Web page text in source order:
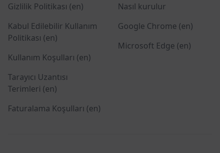
Gizlilik Politikası (en)
Kabul Edilebilir Kullanım
Politikası (en)
Kullanım Koşulları (en)
Tarayıcı Uzantısı
Terimleri (en)
Faturalama Koşulları (en)
Nasıl kurulur
Google Chrome (en)
Microsoft Edge (en)